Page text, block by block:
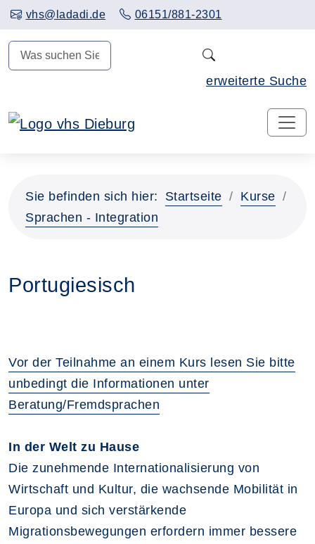
vhs@ladadi.de 06151/881-2301
erweiterte Suche
Hauptinhalt anspringen
Sie befinden sich hier: Startseite
Kurse
Sprachen - Integration
Portugiesisch
Vor der Teilnahme an einem Kurs lesen Sie bitte
unbedingt die Informationen unter
Beratung/Fremdsprachen
In der Welt zu Hause
Die zunehmende Internationalisierung von
Wirtschaft und Kultur, die wachsende Mobilität in
Europa und sich verstärkende
Migrationsbewegungen erfordern immer bessere